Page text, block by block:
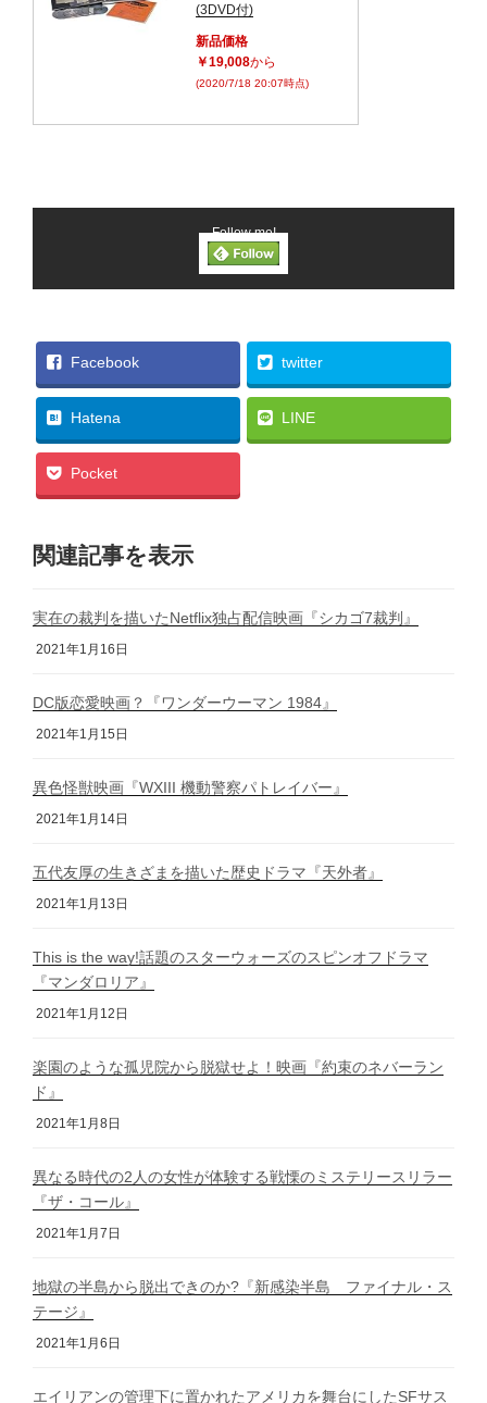
(3DVD付)
新品価格
￥19,008から
(2020/7/18 20:07時点)
Follow me!
Facebook twitter
Hatena LINE
Pocket
関連記事を表示
実在の裁判を描いたNetflix独占配信映画『シカゴ7裁判』
2021年1月16日
DC版恋愛映画？『ワンダーウーマン 1984』
2021年1月15日
異色怪獣映画『WXIII 機動警察パトレイバー』
2021年1月14日
五代友厚の生きざまを描いた歴史ドラマ『天外者』
2021年1月13日
This is the way!話題のスターウォーズのスピンオフドラマ
『マンダロリア』
2021年1月12日
楽園のような孤児院から脱獄せよ！映画『約束のネバーラン
ド』
2021年1月8日
異なる時代の2人の女性が体験する戦慄のミステリースリラー
『ザ・コール』
2021年1月7日
地獄の半島から脱出できのか?『新感染半島 ファイナル・ス
テージ』
2021年1月6日
エイリアンの管理下に置かれたアメリカを舞台にしたSFサス